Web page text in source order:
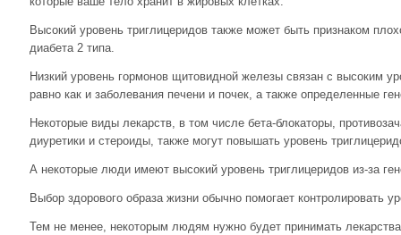
Высокий уровень триглицеридов также может быть признаком
диабета 2 типа.
Низкий уровень гормонов щитовидной железы связан с высоким
равно как и заболевания печени и почек, а также определенные
Некоторые виды лекарств, в том числе бета-блокаторы,
диуретики и стероиды, также могут повышать уровень
А некоторые люди имеют высокий уровень триглицеридов из-за
Выбор здорового образа жизни обычно помогает контролировать
Тем не менее, некоторым людям нужно будет принимать